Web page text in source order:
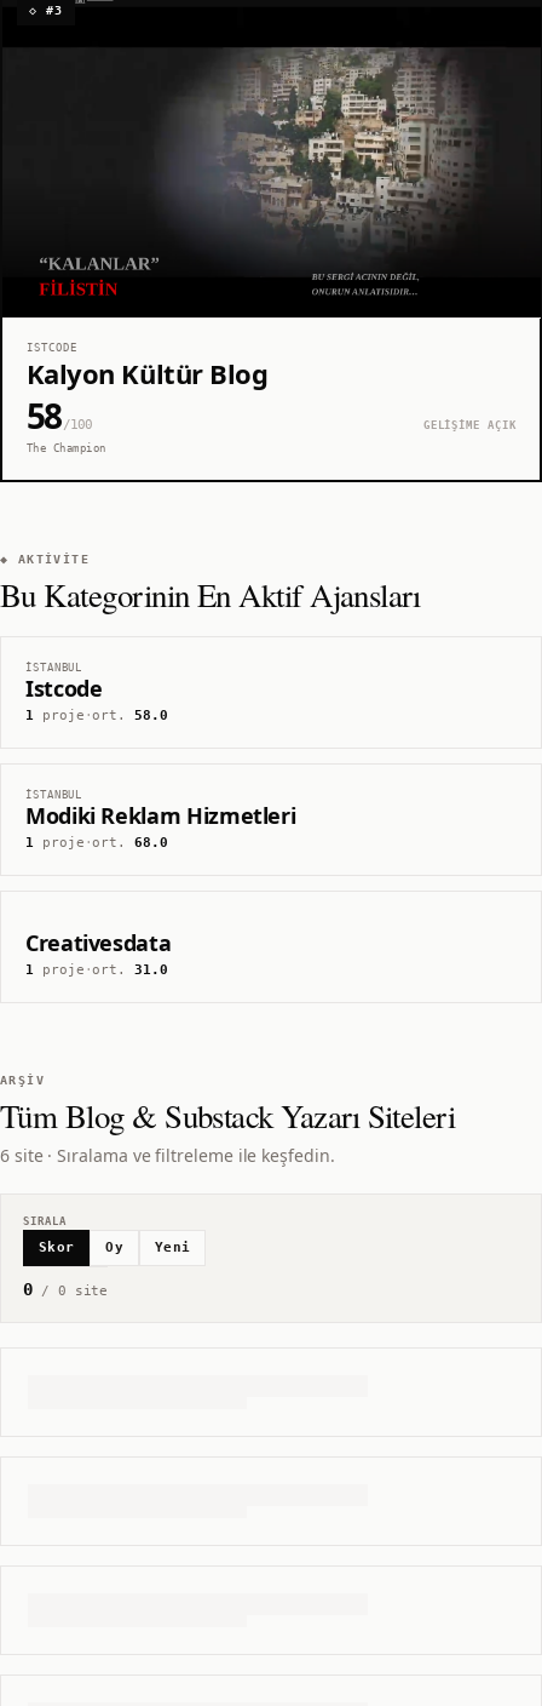
◇ #3
ISTCODE
Kalyon Kültür Blog
58/100
GELİŞİME AÇIK
The Champion
◆ AKTIVITE
Bu Kategorinin En Aktif Ajansları
İSTANBUL
Istcode
1proje ·ort.58.0
İSTANBUL
Modiki Reklam Hizmetleri
1proje ·ort.68.0
Creativesdata
1proje ·ort.31.0
ARŞIV
TümBlog & Substack YazarıSiteleri
6 site · Sıralama ve filtreleme ile keşfedin.
SIRALA
Skor Oy Yeni
0/ 0 site